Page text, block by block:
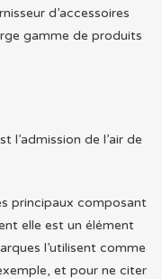
d’accessoires
gamme de produits
l’admission de l’air de
principaux composant
elle est un élément
l’utilisent comme
et pour ne citer